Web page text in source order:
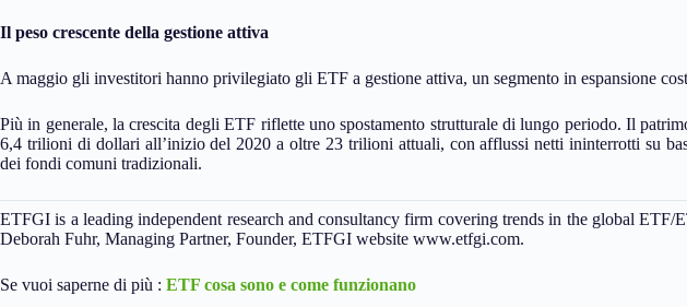
Il peso crescente della gestione attiva
A maggio gli investitori hanno privilegiato gli ETF a gestione attiva, un segmento in espansione
Più in generale, la crescita degli ETF riflette uno spostamento strutturale di lungo periodo. Il
6,4 trilioni di dollari all’inizio del 2020 a oltre 23 trilioni attuali, con afflussi netti ininterrotti su
dei fondi comuni tradizionali.
ETFGI is a leading independent research and consultancy firm covering trends in the global ETF/
Deborah Fuhr, Managing Partner, Founder, ETFGI website www.etfgi.com.
Se vuoi saperne di più : ETF cosa sono e come funzionano